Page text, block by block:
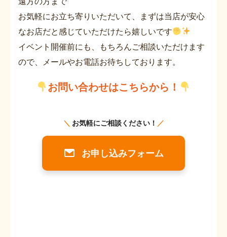
お気軽にお立ち寄りいただいて、まずは当店が安心
なお店だと感じていただけたら嬉しいです
イベント開催前にも、もちろんご相談いただけます
ので、メールやお電話お待ちしております。
お問い合わせはこちらから！
＼ お気軽にご相談ください！ ／
お申し込みフォーム